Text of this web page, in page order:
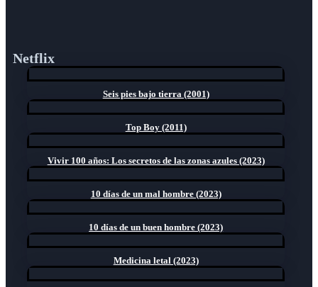
Netflix
Seis pies bajo tierra (2001)
Top Boy (2011)
Vivir 100 años: Los secretos de las zonas azules (2023)
10 días de un mal hombre (2023)
10 días de un buen hombre (2023)
Medicina letal (2023)